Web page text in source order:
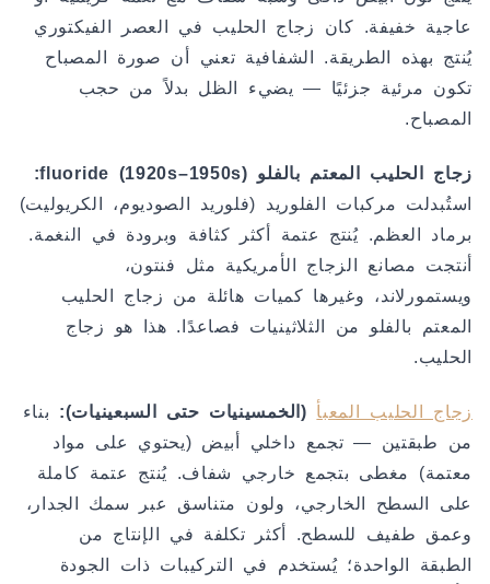
عاجية خفيفة. كان زجاج الحليب في العصر الفيكتوري
يُنتج بهذه الطريقة. الشفافية تعني أن صورة المصباح
تكون مرئية جزئيًا — يضيء الظل بدلاً من حجب
المصباح.
زجاج الحليب المعتم بالفلو fluoride (1920s–1950s):
استُبدلت مركبات الفلوريد (فلوريد الصوديوم، الكريوليت)
برماد العظم. يُنتج عتمة أكثر كثافة وبرودة في النغمة.
أنتجت مصانع الزجاج الأمريكية مثل فنتون،
ويستمورلاند، وغيرها كميات هائلة من زجاج الحليب
المعتم بالفلو من الثلاثينيات فصاعدًا. هذا هو زجاج
الحليب.
زجاج الحليب المعبأ (الخمسينيات حتى السبعينيات): بناء
من طبقتين — تجمع داخلي أبيض (يحتوي على مواد
معتمة) مغطى بتجمع خارجي شفاف. يُنتج عتمة كاملة
على السطح الخارجي، ولون متناسق عبر سمك الجدار،
وعمق طفيف للسطح. أكثر تكلفة في الإنتاج من
الطبقة الواحدة؛ يُستخدم في التركيبات ذات الجودة